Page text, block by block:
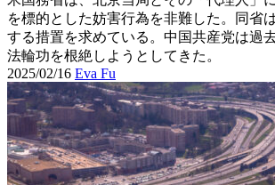
を標的とした妨害行為を非難した。同省
する措置を求めている。中国共産党は過
法輪功を根絶しようとしてきた。
2025/02/16 Eva Fu